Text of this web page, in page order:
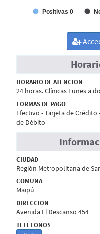
Positivas 0
HORARIO DE ATENCION
24 horas. Clínicas Lunes a
FORMAS DE PAGO
Efectivo - Tarjeta de
de Débito
CIUDAD
Región Metropolitana de
COMUNA
Maipú
DIRECCION
Avenida El Descanso 454
TELEFONOS